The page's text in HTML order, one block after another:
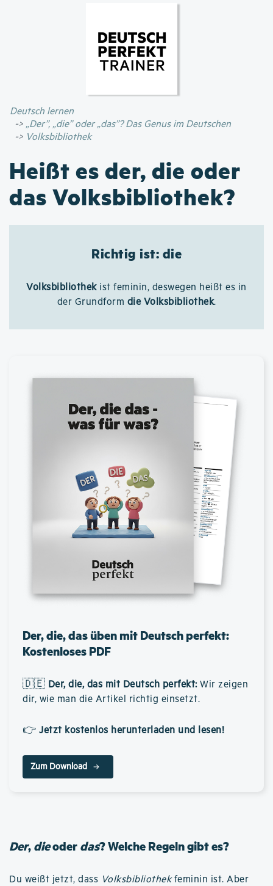
Inhalt
Deutsch lernen
„Der”, „die” oder „das”? Das Genus im Deutschen
Volksbibliothek
Heißt es der, die oder
das Volksbibliothek?
Richtig ist: die
Volksbibliothekist feminin, deswegen heißt es in
der Grundform die Volksbibliothek.
Der, die, das üben mit Deutsch perfekt:
Kostenloses PDF
🇩🇪 Der, die, das mit Deutsch perfekt: Wir zeigen
dir, wie man die Artikel richtig einsetzt.
👉 Jetzt kostenlos herunterladen und lesen!
Zum Download
Der,dieoderdas? Welche Regeln gibt es?
Du weißt jetzt, dass Volksbibliothekfeminin ist. Aber